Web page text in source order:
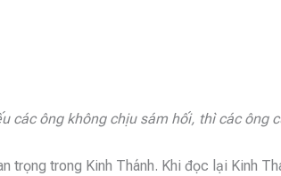
các ông không chịu sám hối, thì các ông
trọng trong Kinh Thánh. Khi đọc lại Kinh